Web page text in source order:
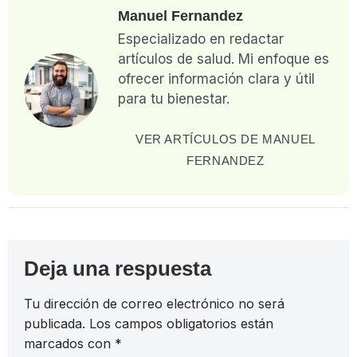
Manuel Fernandez
Especializado en redactar
artículos de salud. Mi enfoque es
ofrecer información clara y útil
para tu bienestar.
VER ARTÍCULOS DE MANUEL
FERNANDEZ
Deja una respuesta
Tu dirección de correo electrónico no será
publicada. Los campos obligatorios están
marcados con *